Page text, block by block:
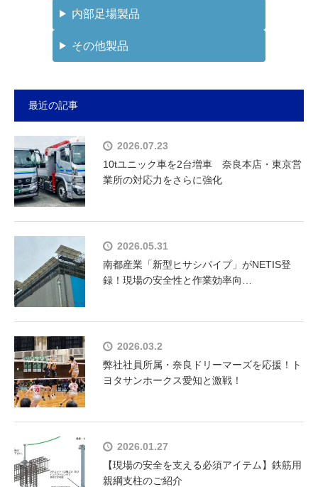
内部足場製品
その他製品
最近の記事
2026.07.23
10tユニック車を2台増車 奈良本店・東京営
業所の対応力をさらに強化
2026.05.31
南都産業「新型ヒサシパイプ」がNETIS登
録！現場の安全性と作業効率向…
2026.03.2
弊社社員所属・奈良ドリーマーズを応援！ト
ヨタサンホークス愛知と激戦！
2026.01.27
【現場の安全を支える必須アイテム】鉄筋用
親綱支柱のご紹介